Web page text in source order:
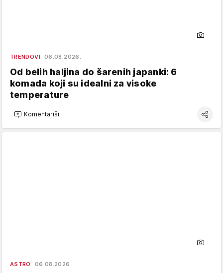
TRENDOVI 06.08.2026.
Od belih haljina do šarenih japanki: 6
komada koji su idealni za visoke
temperature
Komentariši
ASTRO 06.08.2026.